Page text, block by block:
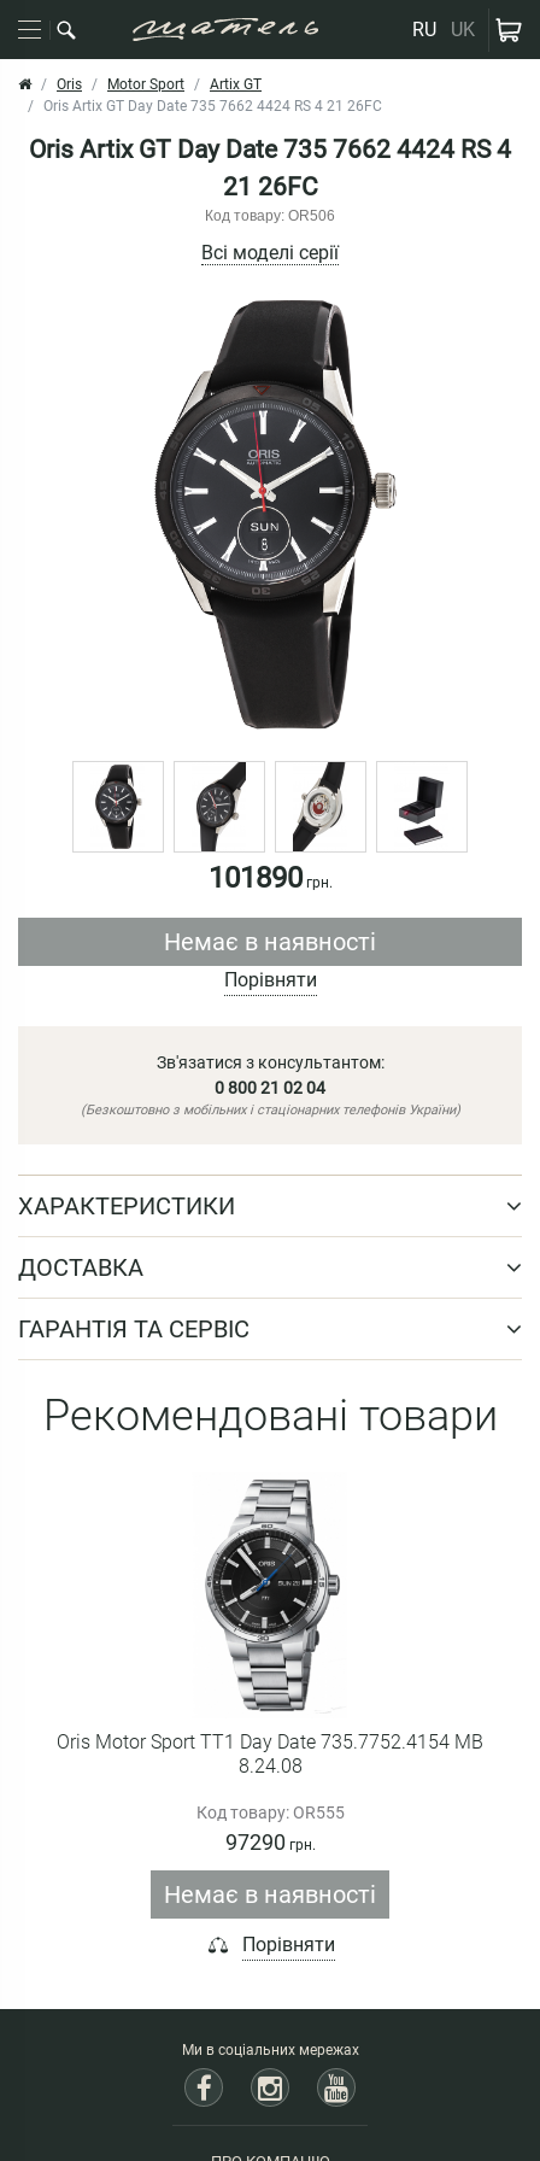
RU UK
Oris Motor Sport
Artix GT
Oris Artix GT Day Date 735 7662 4424 RS 4 21 26FC
Oris Artix GT Day Date 735 7662 4424 RS 4
21 26FC
Код товару: OR506
Всі моделі серії
101890грн.
Немає в наявності
Порівняти
Зв'язатися з консультантом:
0 800 21 02 04
(Безкоштовно з мобільних і стаціонарних телефонів України)
ХАРАКТЕРИСТИКИ
ДОСТАВКА
ГАРАНТІЯ ТА СЕРВІС
Рекомендовані товари
Oris Motor Sport TT1 Day Date 735.7752.4154 MB
8.24.08
Код товару: OR555
97290 грн.
Немає в наявності
Порівняти
Ми в соціальних мережах